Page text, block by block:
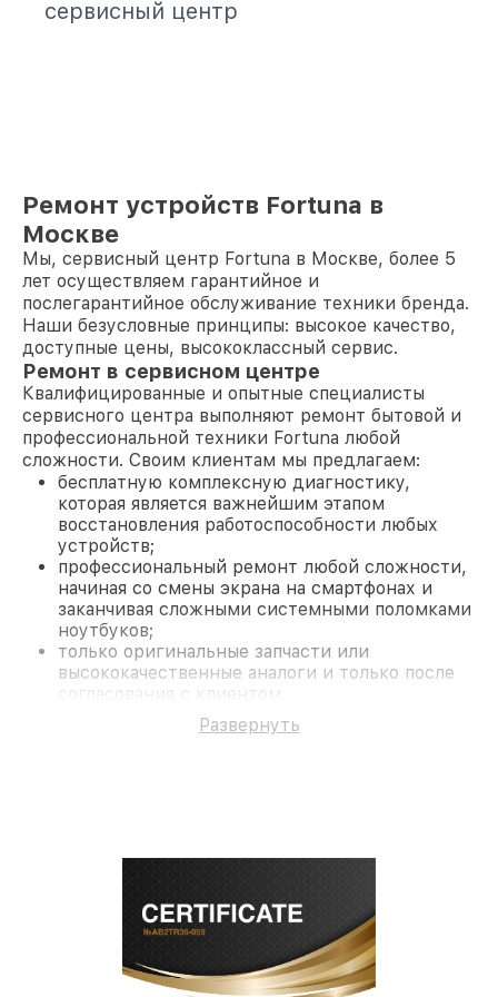
сервисный центр
Ремонт устройств Fortuna в
Москве
Мы, сервисный центр Fortuna в Москве, более 5
лет осуществляем гарантийное и
послегарантийное обслуживание техники бренда.
Наши безусловные принципы: высокое качество,
доступные цены, высококлассный сервис.
Ремонт в сервисном центре
Квалифицированные и опытные специалисты
сервисного центра выполняют ремонт бытовой и
профессиональной техники Fortuna любой
сложности. Своим клиентам мы предлагаем:
бесплатную комплексную диагностику,
которая является важнейшим этапом
восстановления работоспособности любых
устройств;
профессиональный ремонт любой сложности,
начиная со смены экрана на смартфонах и
заканчивая сложными системными поломками
ноутбуков;
только оригинальные запчасти или
высококачественные аналоги и только после
согласования с клиентом.
На все работы и замененные комплектующие
предоставляется длительная гарантия. В случае
современное оборудование и
лицензированное ПО в ремонтно-
диагностических мастерских;
собственный склад комплектующих, что
Развернуть